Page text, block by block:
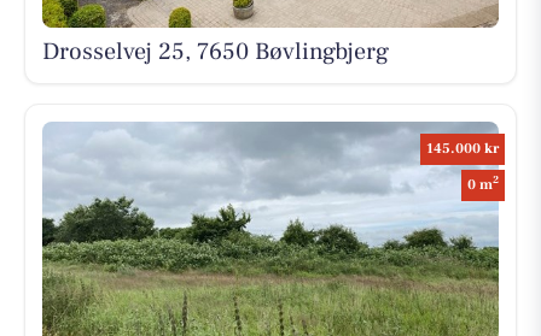
Drosselvej 25, 7650 Bøvlingbjerg
145.000 kr
0 m2